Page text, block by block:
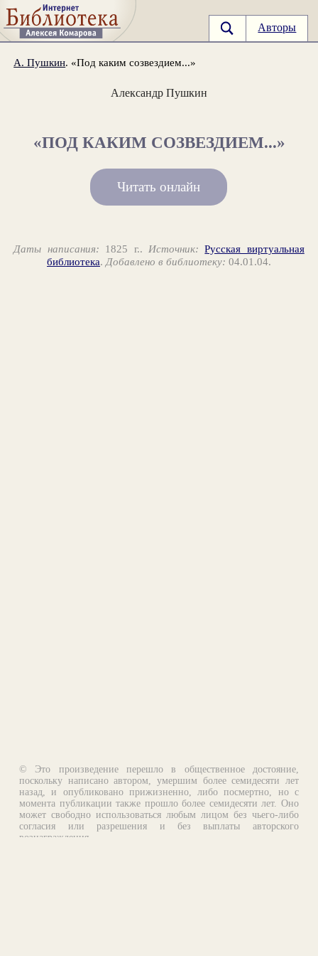
Авторы
А. Пушкин. «Под каким созвездием...»
Александр Пушкин
«ПОД КАКИМ СОЗВЕЗДИЕМ...»
Читать онлайн
Даты написания: 1825 г.. Источник: Русская виртуальная
библиотека.Добавлено в библиотеку: 04.01.04.
© Это произведение перешло в общественное достояние,
поскольку написано автором, умершим более семидесяти лет
назад, и опубликовано прижизненно, либо посмертно, но с
момента публикации также прошло более семидесяти лет. Оно
может свободно использоваться любым лицом без чьего-либо
согласия или разрешения и без выплаты авторского
вознаграждения.